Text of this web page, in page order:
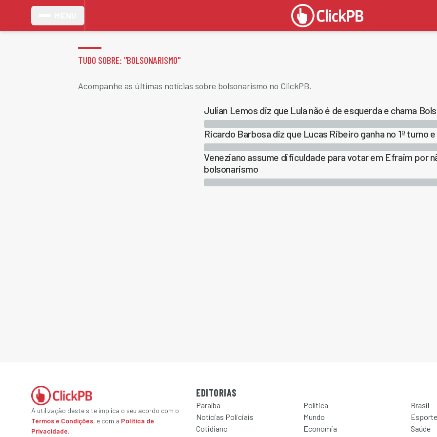
TUDO SOBRE: "BOLSONARISMO"
Acompanhe as últimas notícias sobre bolsonarismo no ClickPB.
Julian Lemos diz que Lula não é de esquerda e chama
Ricardo Barbosa diz que Lucas Ribeiro ganha no 1º turno
Veneziano assume dificuldade para votar em Efraim por
bolsonarismo
A utilização deste site implica o seu acordo com o
Termos e Condições, e com a Política de
Privacidade.
EDITORIAS
Paraíba Política
Brasil
Notícias Policiais
Mundo
Esporte
Cotidiano
Economia
Saúde